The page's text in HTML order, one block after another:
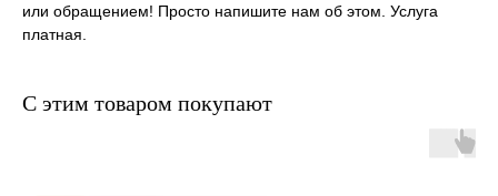
или обращением! Просто напишите нам об этом. Услуга
платная.
С этим товаром покупают